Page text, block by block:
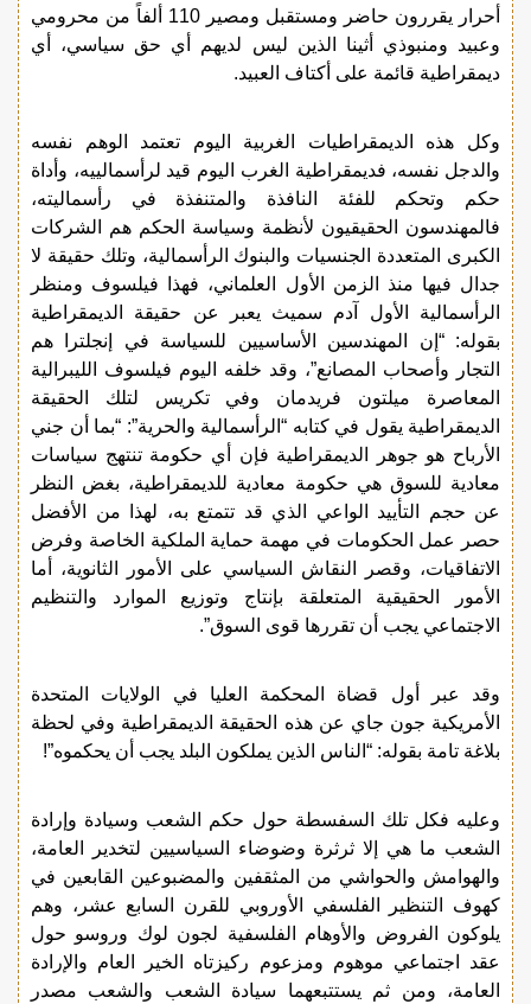
أحرار يقررون حاضر ومستقبل ومصير 110 ألفاً من محرومي
وعبيد ومنبوذي أثينا الذين ليس لديهم أي حق سياسي، أي
ديمقراطية قائمة على أكتاف العبيد.
وكل هذه الديمقراطيات الغربية اليوم تعتمد الوهم نفسه
والدجل نفسه، فديمقراطية الغرب اليوم قيد لرأسمالييه، وأداة
حكم وتحكم للفئة النافذة والمتنفذة في رأسماليته،
فالمهندسون الحقيقيون لأنظمة وسياسة الحكم هم الشركات
الكبرى المتعددة الجنسيات والبنوك الرأسمالية، وتلك حقيقة لا
جدال فيها منذ الزمن الأول العلماني، فهذا فيلسوف ومنظر
الرأسمالية الأول آدم سميث يعبر عن حقيقة الديمقراطية
بقوله: “إن المهندسين الأساسيين للسياسة في إنجلترا هم
التجار وأصحاب المصانع”، وقد خلفه اليوم فيلسوف الليبرالية
المعاصرة ميلتون فريدمان وفي تكريس لتلك الحقيقة
الديمقراطية يقول في كتابه “الرأسمالية والحرية”: “بما أن جني
الأرباح هو جوهر الديمقراطية فإن أي حكومة تنتهج سياسات
معادية للسوق هي حكومة معادية للديمقراطية، بغض النظر
عن حجم التأييد الواعي الذي قد تتمتع به، لهذا من الأفضل
حصر عمل الحكومات في مهمة حماية الملكية الخاصة وفرض
الاتفاقيات، وقصر النقاش السياسي على الأمور الثانوية، أما
الأمور الحقيقية المتعلقة بإنتاج وتوزيع الموارد والتنظيم
الاجتماعي يجب أن تقررها قوى السوق”.
وقد عبر أول قضاة المحكمة العليا في الولايات المتحدة
الأمريكية جون جاي عن هذه الحقيقة الديمقراطية وفي لحظة
بلاغة تامة بقوله: “الناس الذين يملكون البلد يجب أن يحكموه”!
وعليه فكل تلك السفسطة حول حكم الشعب وسيادة وإرادة
الشعب ما هي إلا ثرثرة وضوضاء السياسيين لتخدير العامة،
والهوامش والحواشي من المثقفين والمضبوعين القابعين في
كهوف التنظير الفلسفي الأوروبي للقرن السابع عشر، وهم
يلوكون الفروض والأوهام الفلسفية لجون لوك وروسو حول
عقد اجتماعي موهوم ومزعوم ركيزتاه الخير العام والإرادة
العامة، ومن ثم يستتبعهما سيادة الشعب والشعب مصدر